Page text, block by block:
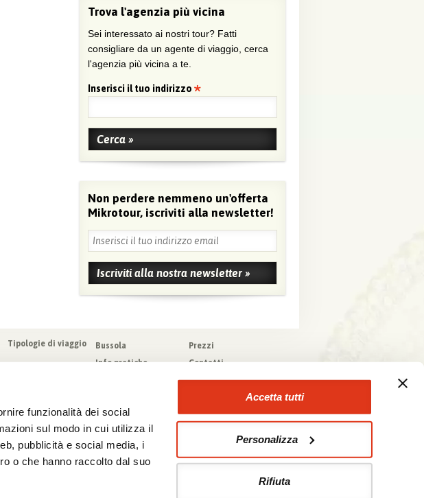
funzionalità dei social
sul modo in cui utilizza il
pubblicità e social media, i
o che hanno raccolto dal suo
Accetta tutti
Personalizza
Rifiuta
Trova l'agenzia più vicina
Sei interessato ai nostri tour? Fatti
consigliare da un agente di viaggio, cerca
l'agenzia più vicina a te.
Inserisci il tuo indirizzo
Non perdere nemmeno un'offerta
Mikrotour, iscriviti alla newsletter!
Tipologie di viaggio Bussola
Prezzi
Info pratiche
Scheda tecnica
Contatti